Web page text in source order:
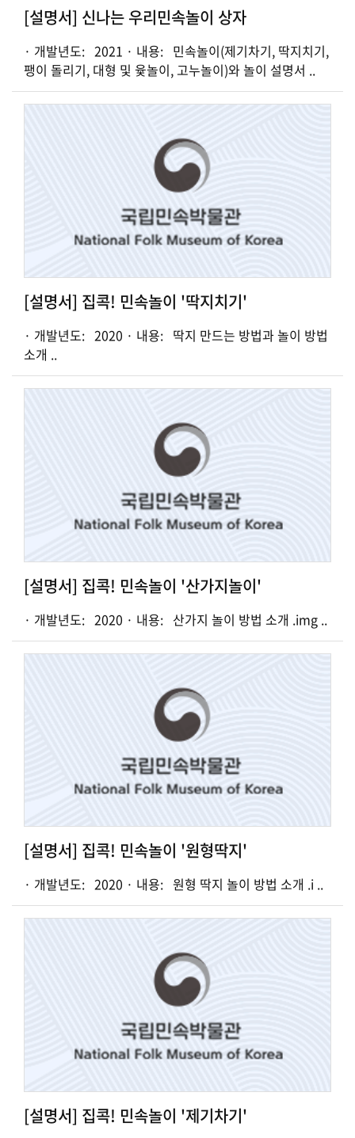
[설명서] 신나는 우리민속놀이 상자
· 개발년도: 2021 · 내용: 민속놀이(제기차기, 딱지치기,
팽이 돌리기, 대형 및 윷놀이, 고누놀이)와 놀이 설명서 ..
[설명서] 집콕! 민속놀이 '딱지치기'
· 개발년도: 2020 · 내용: 딱지 만드는 방법과 놀이 방법
소개 ..
[설명서] 집콕! 민속놀이 '산가지놀이'
· 개발년도: 2020 · 내용: 산가지 놀이 방법 소개 .img ..
[설명서] 집콕! 민속놀이 '원형딱지'
· 개발년도: 2020 · 내용: 원형 딱지 놀이 방법 소개 .i ..
[설명서] 집콕! 민속놀이 '제기차기'